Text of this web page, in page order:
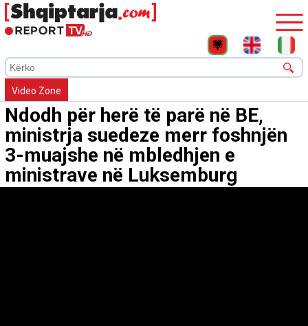
Video Zone
Ndodh për herë të parë në BE,
ministrja suedeze merr foshnjën
3-muajshe në mbledhjen e
ministrave në Luksemburg